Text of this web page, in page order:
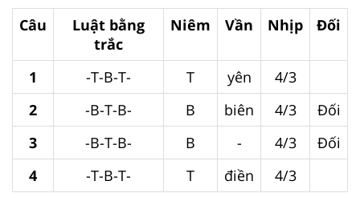
Câu
Luật bằng
trắc
Niêm Vần Nhịp Đối
1 -T-B-T- T yên
4/3
2
-B-T-B- B biên 4/3
Đối
3
-B-T-B- B - 4/3
Đối
4
-T-B-T- T điền 4/3